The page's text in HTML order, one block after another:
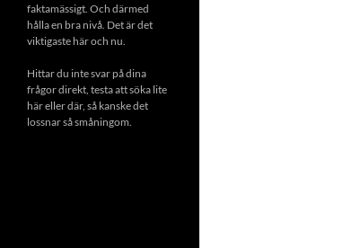
faktamässigt. Och därmed
hålla en bra nivå. Det är det
viktigaste här och nu.
Hittar du inte svar på dina
frågor direkt, testa att söka lite
här eller där, så kanske det
lossnar så småningom.